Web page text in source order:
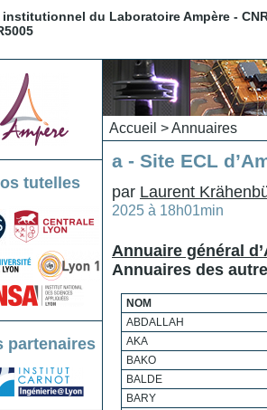
institutionnel du Laboratoire Ampère -
tutelles
partenaires
Accueil >Annuaires
a - Site ECL
par Laurent
2025 à 18h01min
Annuaire général
Annuaires des
NOM
ABDALLAH
AKA
BAKO
BALDE
BARY